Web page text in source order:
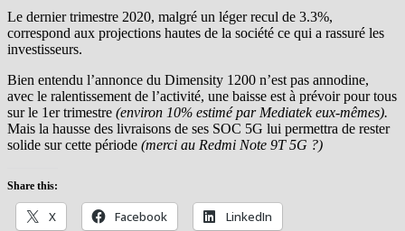
Le dernier trimestre 2020, malgré un léger recul de 3.3%,
correspond aux projections hautes de la société ce qui a rassuré les
investisseurs.
Bien entendu l’annonce du Dimensity 1200 n’est pas annodine,
avec le ralentissement de l’activité, une baisse est à prévoir pour tous
sur le 1er trimestre (environ 10% estimé par Mediatek eux-mêmes).
Mais la hausse des livraisons de ses SOC 5G lui permettra de rester
solide sur cette période (merci au Redmi Note 9T 5G ?)
Share this:
X Facebook LinkedIn